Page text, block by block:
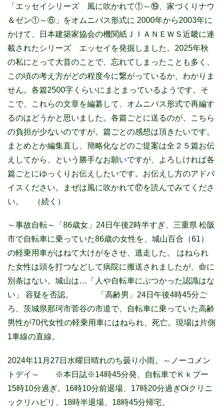
「エッセイシリーズ 風に吹かれて①～⑲、家づくりナウ
＆ゼン①～⑥」をオムニバス形式に 2000年から2003年に
かけて、日本建築家協会の機関紙ＪＩＡＮＥＷＳ近畿に連
載されたシリーズ エッセイを発掘しました。2025年秋
の私にとって大昔のことで、忘れてしまったことも多く、
この頃の考え方がどの程度今に繋がっているか、わかりま
せん。各篇2500字くらいにまとまっているようです。そ
こで、これらの文章を編纂して、オムニバス形式で再編す
るのはどうかと思いました。各篇ごとに送るのが、こちら
の負担が少ないのですが。篇ごとの感想は頂きたいです。
まとめとか編集直し、簡略化などのご提案は全２５篇お伝
えしてから、という勝手なお願いですが、よろしければ各
篇ごとにゆっくりお伝えしたいです。お伝えし方のアドバ
イスください。まぜは風に吹かれて⑰を読んでみてくださ
い。 （続く）
～事故自転～「86歳女」24日午後2時半すぎ、三重県 松阪
市で自転車に乗っていた86歳の女性を、城山百合（61）
の軽乗用車がはねて大けがをさせ、逃走した。 はねられ
た女性は頭を打つなどして病院に搬送されましたが、命に
別条はない。城山は…「人や自転車にぶつかった認識はな
い」 容疑を否認。 「高齢男」24日午後4時45分ご
ろ、茨城県那珂市菅谷の市道で、自転車に乗っていた高齢
男性が70代女性の軽乗用車にはねられ、死亡。現場は片側
1車線の直線。
2024年11月27日水曜日晴れのち曇り小雨。～ノーコメン
トデイ～ ※本日誌※14時45分発、自転車でＫｋプー
15時10分過ぎ。16時10分前退場、17時20分過ぎOiクリニ
ックリハビリ、18時半退場、18時45分帰宅。